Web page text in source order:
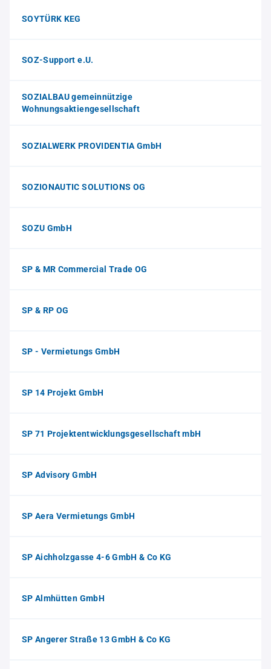
SOYTÜRK KEG
SOZ-Support e.U.
SOZIALBAU gemeinnützige
Wohnungsaktiengesellschaft
SOZIALWERK PROVIDENTIA GmbH
SOZIONAUTIC SOLUTIONS OG
SOZU GmbH
SP & MR Commercial Trade OG
SP & RP OG
SP - Vermietungs GmbH
SP 14 Projekt GmbH
SP 71 Projektentwicklungsgesellschaft mbH
SP Advisory GmbH
SP Aera Vermietungs GmbH
SP Aichholzgasse 4-6 GmbH & Co KG
SP Almhütten GmbH
SP Angerer Straße 13 GmbH & Co KG